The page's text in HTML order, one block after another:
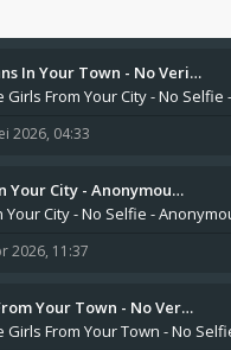
In Your Town - No Veri…
2026, 04:33
Your City - Anonymou…
2026, 11:37
Your Town - No Ver…